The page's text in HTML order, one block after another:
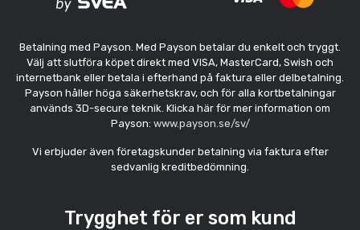
Betalning med Payson. Med Payson betalar du enkelt och tryggt.
Välj att slutföra köpet direkt med VISA, MasterCard, Swish och
internetbank eller betala i efterhand på faktura eller delbetalning.
Payson håller höga säkerhetskrav, och för alla kortbetalningar
används 3D-secure teknik. Klicka här för mer information om
Payson: www.payson.se/sv/
Vi erbjuder även företagskunder betalning via faktura efter
sedvanlig kreditbedömning.
Trygghet för er som kund